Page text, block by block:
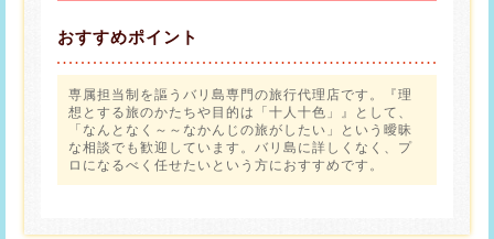
おすすめポイント
専属担当制を謳うバリ島専門の旅行代理店です。『理
想とする旅のかたちや目的は「十人十色」』として、
「なんとなく～～なかんじの旅がしたい」という曖昧
な相談でも歓迎しています。バリ島に詳しくなく、プ
ロになるべく任せたいという方におすすめです。